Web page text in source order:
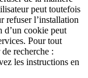
peut toutefois
refuser l’installation
d’un cookie peut
Pour tout
recherche :
les instructions en